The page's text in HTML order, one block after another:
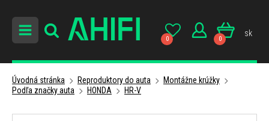
0 0
sk
Úvodná stránka Reproduktory do auta
Montážne krúžky
Podľa značky auta
HONDA HR-V